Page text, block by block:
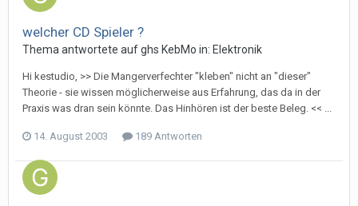
welcher CD Spieler ?
Thema antwortete aufghs KebMo in: Elektronik
Hi kestudio, >> Die Mangerverfechter "kleben" nicht an "dieser"
Theorie - sie wissen möglicherweise aus Erfahrung, das da in der
Praxis was dran sein könnte. Das Hinhören ist der beste Beleg. << ...
14. August 2003 189 Antworten